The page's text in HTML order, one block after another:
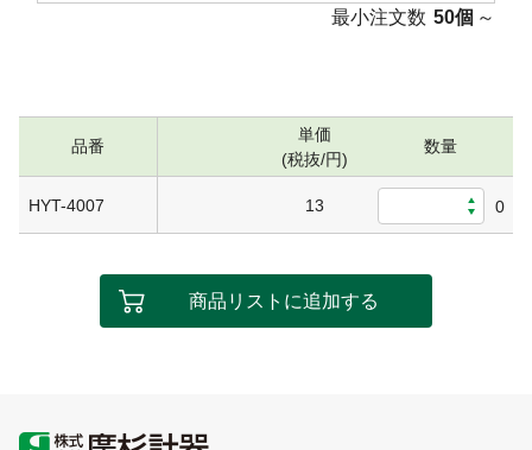
最小注文数 50個 ～
品番
単価
(税抜/円)
数量
HYT-4007 13 0
商品リストに追加する